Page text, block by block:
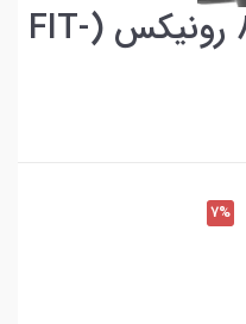
ماساژور شارژی 8850 رونیکس (FIT-
7%